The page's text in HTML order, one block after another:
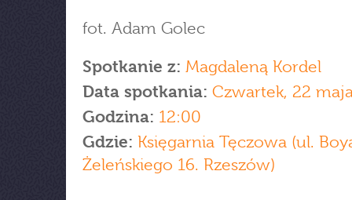
fot. Adam Golec
Spotkanie z: Magdaleną Kordel
Data spotkania: Czwartek, 22
Godzina: 12:00
Gdzie: Księgarnia Tęczowa (ul.
Żeleńskiego 16. Rzeszów)